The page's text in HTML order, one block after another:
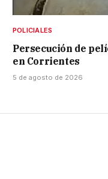
POLICIALES
Persecución de
en Corrientes
5 de agosto de 2026